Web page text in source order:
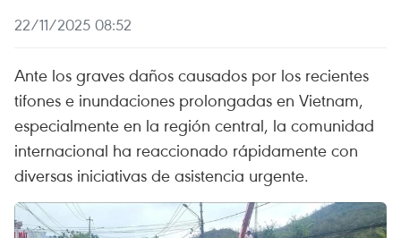
22/11/2025 08:52
Ante los graves daños causados por los recientes
tifones e inundaciones prolongadas en Vietnam,
especialmente en la región central, la comunidad
internacional ha reaccionado rápidamente con
diversas iniciativas de asistencia urgente.